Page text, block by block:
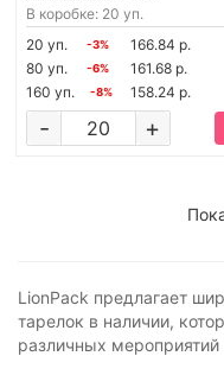
В коробке: 20 уп.
20 уп.
-3%
166.84 р.
80 уп.
-6%
161.68 р.
160 уп.
-8% 158.24 р.
+
-
LionPack предлагает
тарелок в наличии,
различных мероприятий